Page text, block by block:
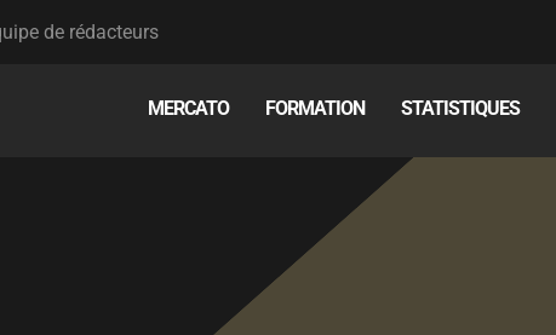
de rédacteurs
MERCATO FORMATION STATISTIQUES